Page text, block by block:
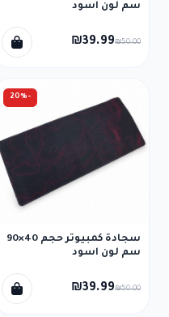
سم لون اسود
₪39.99₪50.00
-20%
سجادة كمبيوتر حجم 40×90
سم لون اسود
₪39.99₪50.00